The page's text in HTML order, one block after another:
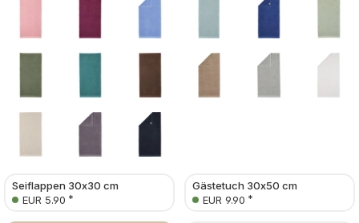
Seiflappen 30x30 cm
EUR 5.90 *
Gästetuch 30x50 cm
EUR 9.90 *